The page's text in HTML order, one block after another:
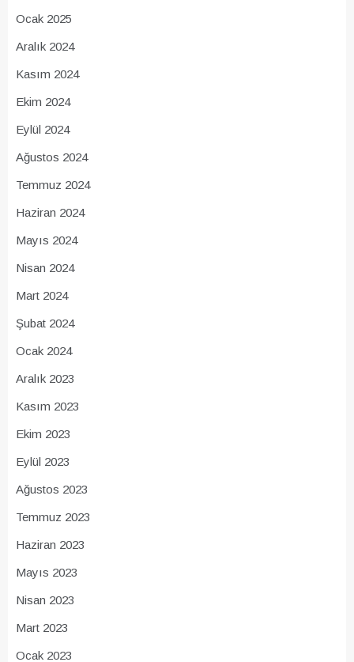
Ocak 2025
Aralık 2024
Kasım 2024
Ekim 2024
Eylül 2024
Ağustos 2024
Temmuz 2024
Haziran 2024
Mayıs 2024
Nisan 2024
Mart 2024
Şubat 2024
Ocak 2024
Aralık 2023
Kasım 2023
Ekim 2023
Eylül 2023
Ağustos 2023
Temmuz 2023
Haziran 2023
Mayıs 2023
Nisan 2023
Mart 2023
Ocak 2023